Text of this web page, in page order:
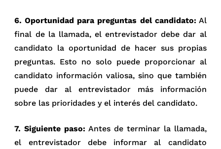
6. Oportunidad para preguntas del candidato: Al
final de la llamada, el entrevistador debe dar al
candidato la oportunidad de hacer sus propias
preguntas. Esto no solo puede proporcionar al
candidato información valiosa, sino que también
puede dar al entrevistador más información
sobre las prioridades y el interés del candidato.
7. Siguiente paso: Antes de terminar la llamada,
el entrevistador debe informar al candidato